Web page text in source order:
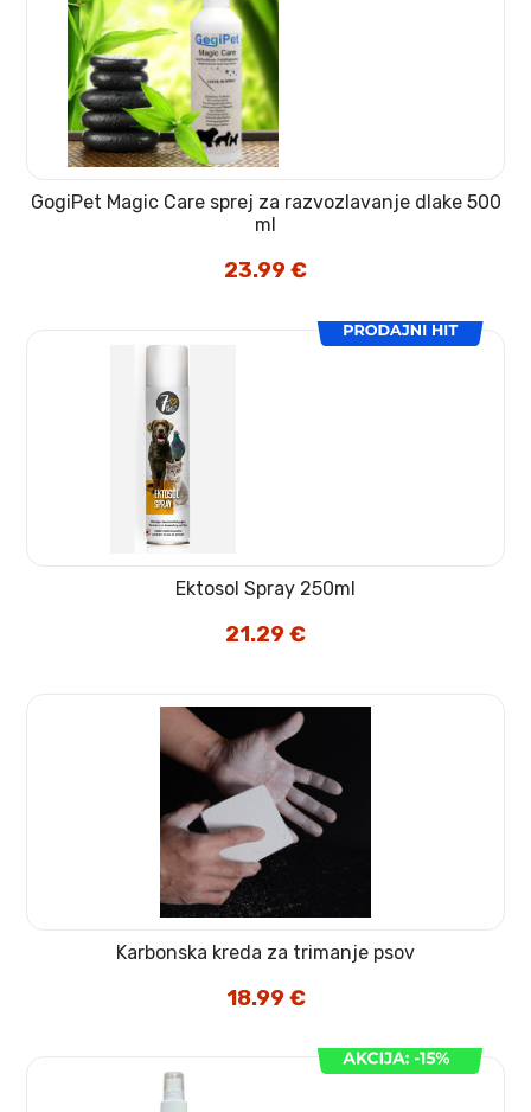
GogiPet Magic Care sprej za razvozlavanje dlake 500
ml
23.99€
Ektosol Spray 250ml
21.29€
Karbonska kreda za trimanje psov
18.99€